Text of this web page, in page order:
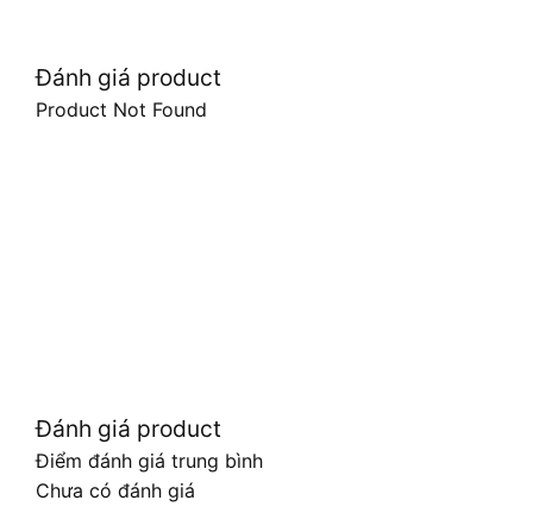
Đánh giá product
Product Not Found
Đánh giá product
Điểm đánh giá trung bình
Chưa có đánh giá